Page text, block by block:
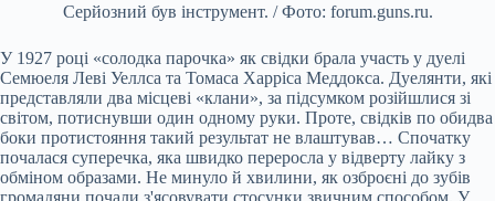
Серйозний був інструмент. / Фото: forum.guns.ru.
У 1927 році «солодка парочка» як свідки брала участь у дуелі
Семюеля Леві Уеллса та Томаса Харріса Меддокса. Дуелянти, які
представляли два місцеві «клани», за підсумком розійшлися зі
світом, потиснувши один одному руки. Проте, свідків по обидва
боки протистояння такий результат не влаштував… Спочатку
почалася суперечка, яка швидко переросла у відверту лайку з
обміном образами. Не минуло й хвилини, як озброєні до зубів
громадяни почали з'ясовувати стосунки звичним способом. У